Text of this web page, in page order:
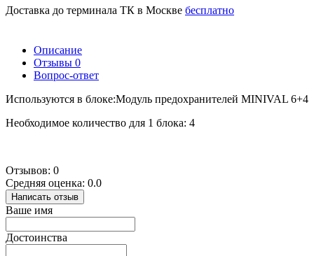
Доставка до терминала ТК в Москве бесплатно
Описание
Отзывы 0
Вопрос-ответ
Используются в блоке:Модуль предохранителей MINIVAL 6+4
Необходимое количество для 1 блока: 4
Отзывов: 0
Средняя оценка: 0.0
Написать отзыв
Ваше имя
Достоинства